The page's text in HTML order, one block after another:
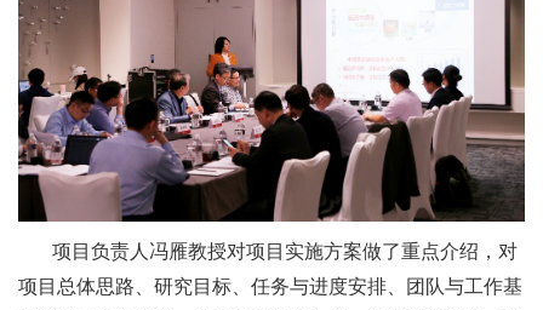
项目负责人冯雁教授对项目实施方案做了重点介绍，对
项目总体思路、研究目标、任务与进度安排、团队与工作基